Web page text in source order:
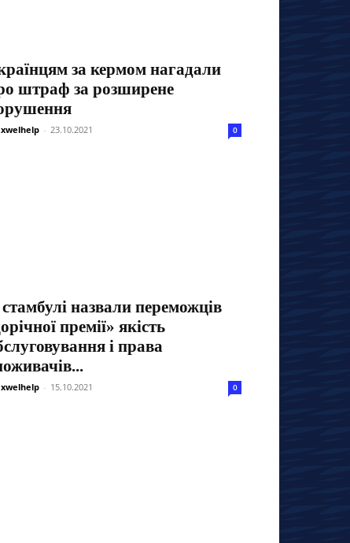
за кермом нагадали
штраф за розширене
- 23.10.2021 0
назвали переможців
премії» якість
і права
- 15.10.2021 0